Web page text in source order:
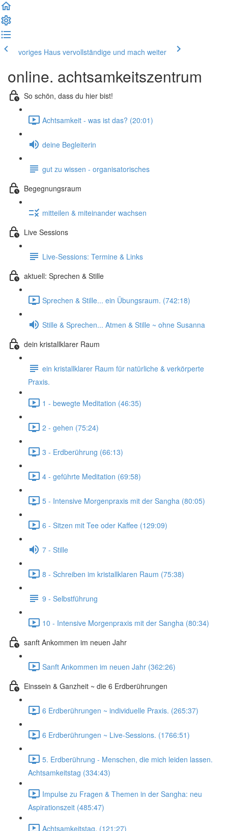
voriges Haus vervollständige und mach weiter
online. achtsamkeitszentrum
So schön, dass du hier bist!
Achtsamkeit - was ist das? (20:01)
deine Begleiterin
gut zu wissen - organisatorisches
Begegnungsraum
mitteilen & miteinander wachsen
Live Sessions
Live-Sessions: Termine & Links
aktuell: Sprechen & Stille
Sprechen & Stille... ein Übungsraum. (742:18)
Stille & Sprechen... Atmen & Stille ~ ohne Susanna
dein kristallklarer Raum
ein kristallklarer Raum für natürliche & verkörperte
Praxis.
1 - bewegte Meditation (46:35)
2 - gehen (75:24)
3 - Erdberührung (66:13)
4 - geführte Meditation (69:58)
5 - Intensive Morgenpraxis mit der Sangha (80:05)
6 - Sitzen mit Tee oder Kaffee (129:09)
7 - Stille
8 - Schreiben im kristallklaren Raum (75:38)
9 - Selbstführung
10 - Intensive Morgenpraxis mit der Sangha (80:34)
sanft Ankommen im neuen Jahr
Sanft Ankommen im neuen Jahr (362:26)
Einssein & Ganzheit ~ die 6 Erdberührungen
6 Erdberührungen ~ individuelle Praxis. (265:37)
6 Erdberührungen ~ Live-Sessions. (1766:51)
5. Erdberührung - Menschen, die mich leiden lassen.
Achtsamkeitstag (334:43)
Impulse zu Fragen & Themen in der Sangha: neu
Aspirationszeit (485:47)
Achtsamkeitstag. (121:27)